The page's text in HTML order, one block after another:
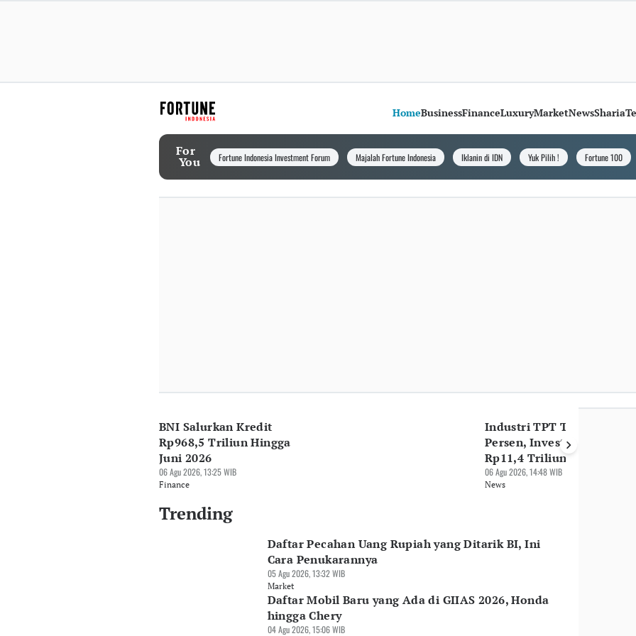
HomeBusinessFinanceLuxuryMarketNewsSharia
For
You Fortune Indonesia Investment Forum Majalah Fortune Indonesia Iklanin di IDN Yuk Pilih ! Fortune 100
BNI Salurkan Kredit
Rp968,5 Triliun Hingga
Juni 2026
06 Agu 2026, 13:25 WIB
Finance
Industri TPT Tumbuh 6,36
Persen, Investasi Tembus
Rp11,4 Triliun
06 Agu 2026, 14:48 WIB
News
Trending
Daftar Pecahan Uang Rupiah yang Ditarik BI, Ini
Cara Penukarannya
05 Agu 2026, 13:32 WIB
Market
Daftar Mobil Baru yang Ada di GIIAS 2026, Honda
hingga Chery
04 Agu 2026, 15:06 WIB